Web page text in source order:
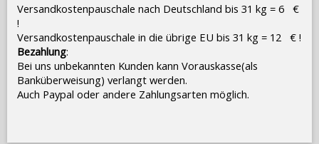
Versandkostenpauschale nach Deutschland bis 31 kg = 6 €
!
Versandkostenpauschale in die übrige EU bis 31 kg = 12 € !
Bezahlung:
Bei uns unbekannten Kunden kann Vorauskasse(als
Banküberweisung) verlangt werden.
Auch Paypal oder andere Zahlungsarten möglich.